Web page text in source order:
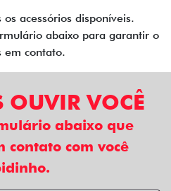
acessórios disponíveis.
abaixo para garantir o
em contato.
OUVIR VOCÊ
abaixo que
contato com você